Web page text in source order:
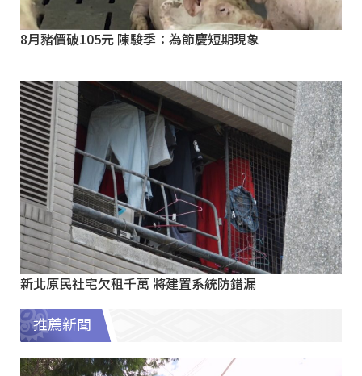
8月豬價破105元 陳駿季：為節慶短期現象
新北原民社宅欠租千萬 將建置系統防錯漏
推薦新聞